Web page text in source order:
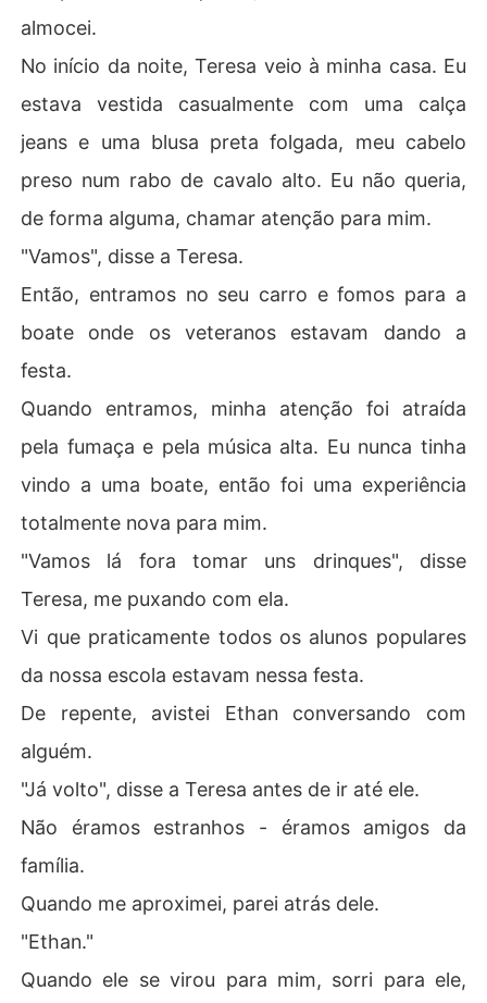
almocei.
No início da noite, Teresa veio à minha casa. Eu
estava vestida casualmente com uma calça
jeans e uma blusa preta folgada, meu cabelo
preso num rabo de cavalo alto. Eu não queria,
de forma alguma, chamar atenção para mim.
"Vamos", disse a Teresa.
Então, entramos no seu carro e fomos para a
boate onde os veteranos estavam dando a
festa.
Quando entramos, minha atenção foi atraída
pela fumaça e pela música alta. Eu nunca tinha
vindo a uma boate, então foi uma experiência
totalmente nova para mim.
"Vamos lá fora tomar uns drinques", disse
Teresa, me puxando com ela.
Vi que praticamente todos os alunos populares
da nossa escola estavam nessa festa.
De repente, avistei Ethan conversando com
alguém.
"Já volto", disse a Teresa antes de ir até ele.
Não éramos estranhos - éramos amigos da
família.
Quando me aproximei, parei atrás dele.
"Ethan."
Quando ele se virou para mim, sorri para ele,